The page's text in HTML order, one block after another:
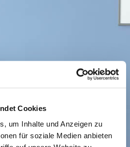
Cookies
um Inhalte und Anzeigen zu
für soziale Medien anbieten